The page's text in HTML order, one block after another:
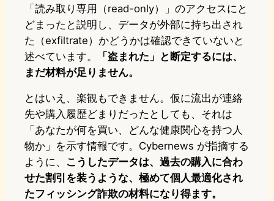
「読み取り専用（read-only）」のアクセスにと
どまったと説明し、データが外部に持ち出され
た（exfiltrate）かどうかは確認できていないと
述べています。
「盗まれた」と断定するには、
まだ材料が足りません。
とはいえ、楽観もできません。仮に流出が連絡
先や購入履歴どまりだったとしても、それは
「あなたが何を買い、どんな健康関心を持つ人
物か」を示す情報です。Cybernews が指摘する
ように、 こうしたデータは、過去の購入に合わ
せた割引を装うような、極めて個人最適化され
たフィッシング詐欺の材料になり得ます。